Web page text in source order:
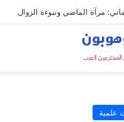
مرآة الماضي ونبوءة الزوال
علمية